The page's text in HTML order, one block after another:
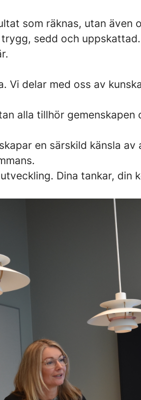
som räknas, utan även
sedd och
Vi delar med oss av
alla tillhör
en särskild känsla
Dina tankar, din